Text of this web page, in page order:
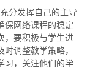
分发挥自己的主导
保网络课程的稳定
，要积极与学生进
调整教学策略，
习，关注他们的学